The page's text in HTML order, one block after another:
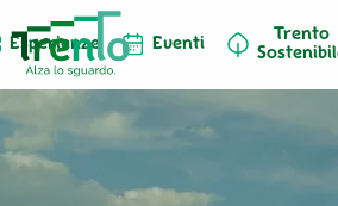
Esperienze Eventi
Trento